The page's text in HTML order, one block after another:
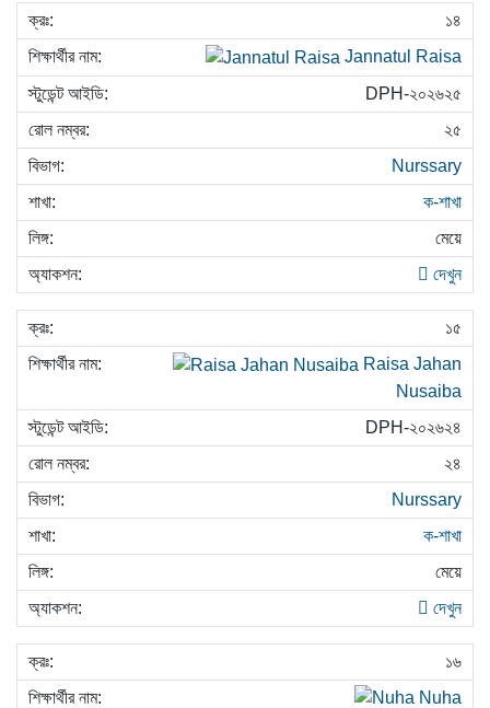
১৪
Jannatul Raisa
DPH-২০২৬২৫
২৫
Nurssary
ক-শাখা
মেয়ে
দেখুন
১৫
Raisa Jahan
Nusaiba
DPH-২০২৬২৪
২৪
Nurssary
ক-শাখা
মেয়ে
দেখুন
১৬
Nuha